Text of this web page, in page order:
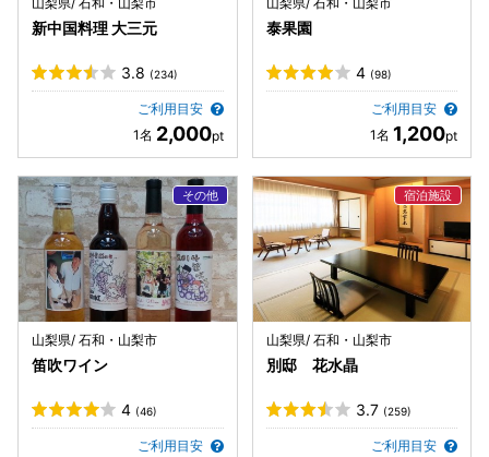
新中国料理 大三元
3.8 (234)
ご利用目安
2,000
泰果園
4 (98)
ご利用目安
1,200
山梨県/ 石和・山梨市
笛吹ワイン
4 (46)
ご利用目安
山梨県/ 石和・山梨市
別邸 花水晶
3.7 (259)
ご利用目安